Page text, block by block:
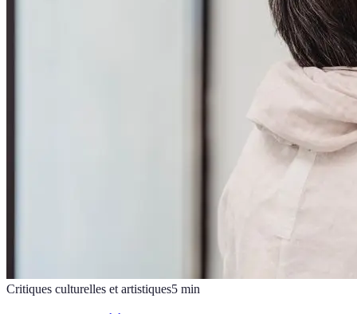
Critiques culturelles et artistiques5 min